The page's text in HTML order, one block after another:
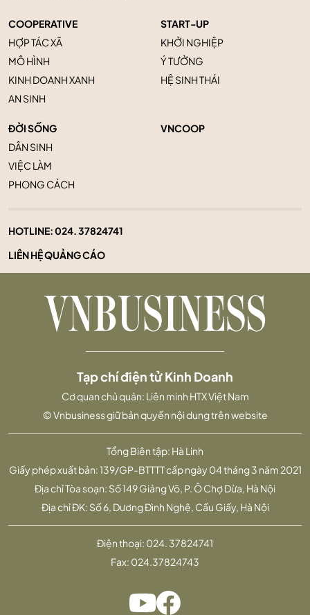
COOPERATIVE
HỢP TÁC XÃ
MÔ HÌNH
KINH DOANH XANH
AN SINH
START-UP
KHỞI NGHIỆP
Ý TƯỞNG
HỆ SINH THÁI
ĐỜI SỐNG
DÂN SINH
VIỆC LÀM
PHONG CÁCH
VNCOOP
HOTLINE:024. 37824741
LIÊN HỆ QUẢNG CÁO
Tổng Biên tập: Hà Linh
Giấy phép xuất bản: 139/GP-BTTTT cấp ngày 04 tháng 3 năm 2021
Địa chỉ Tòa soạn: Số 149 Giảng Võ, P. Ô Chợ Dừa, Hà Nội
Địa chỉ ĐK: Số 6, Dương Đình Nghệ, Cầu Giấy, Hà Nội
Tạp chí điện tử Kinh Doanh
Cơ quan chủ quản: Liên minh HTX Việt Nam
© Vnbusiness giữ bản quyền nội dung trên website
Điện thoại: 024. 37824741
Fax: 024.37824743